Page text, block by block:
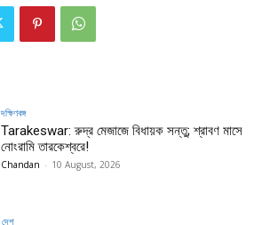
দক্ষিণবঙ্গ
Tarakeswar: রুদ্র মেজাজে বিধায়ক সন্তু; শ্রাবণ মাসে
নোংরামি তারকেশ্বরে!
Chandan - 10 August, 2026
দেশ